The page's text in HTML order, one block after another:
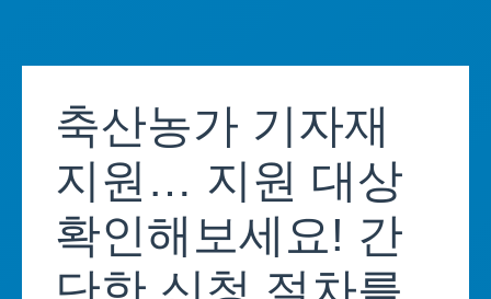
content축산농가 기자재
지원… 지원 대상
확인해보세요! 간